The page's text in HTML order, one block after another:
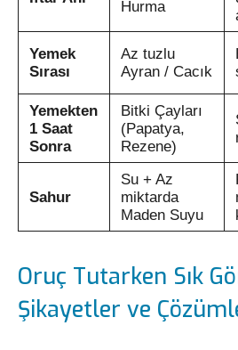
Hurma
Yemek
Sırası
Az tuzlu
Ayran / Cacık
Yemekten
1 Saat
Sonra
Bitki Çayları
(Papatya,
Rezene)
Sahur
Su + Az
miktarda
Maden Suyu
Oruç Tutarken Sık
Şikayetler ve